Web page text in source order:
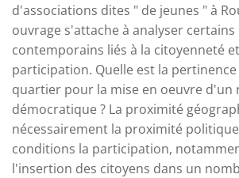
d'associations dites " de jeunes " à
ouvrage s'attache à analyser certains
contemporains liés à la citoyenneté
participation. Quelle est la
quartier pour la mise en oeuvre d'un
démocratique ? La proximité
nécessairement la proximité
conditions la participation,
l'insertion des citoyens dans un